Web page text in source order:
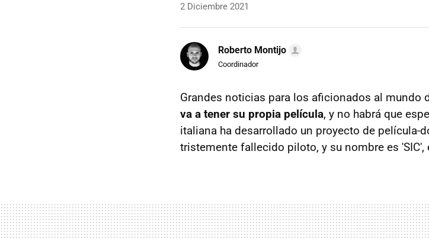
2 Diciembre 2021
Roberto Montijo
Coordinador
Grandes noticias para los aficionados al mundo
va a tener su propia película, y no habrá que
italiana ha desarrollado un proyecto de película-
tristemente fallecido piloto, y su nombre es